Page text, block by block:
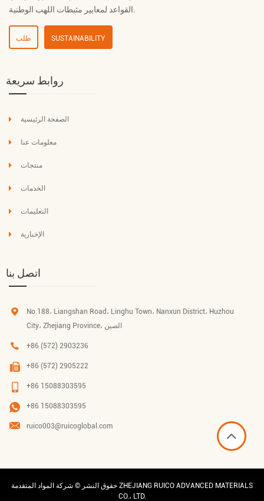
طلب SUSTAINABILITY
روابط سريعة
الصفحة الرئيسية
معلومات عنا
منتجات
الخدمات
التعليمات
الإخبارية
اتصل بنا
No.188، Liangshan Road، Linghu Town، Nanxun District، Huzhou
City، Zhejiang Province، الصين
+86 (572) 2903236
+86 (572) 2905222
+86 15088303595
+86 15088303595
ruico003@ruicoglobal.com
حقوق النشر © شركة المواد المتقدمة ZHEJIANG RUICO ADVANCED MATERIALS
CO.، LTD.